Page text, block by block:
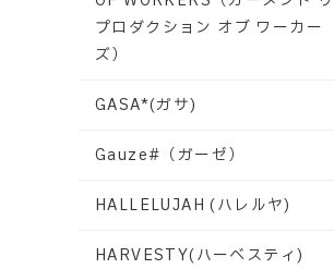
プロダクション オブ ワーカー
ズ）
GASA*(ガサ)
Gauze#（ガーゼ）
HALLELUJAH (ハレルヤ)
HARVESTY(ハーベスティ)